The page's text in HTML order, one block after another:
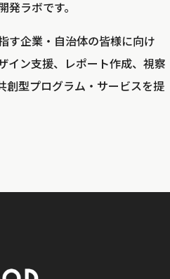
ラボです。
す企業・自治体の皆様に向け
イン支援、レポート作成、視察
創型プログラム・サービスを提